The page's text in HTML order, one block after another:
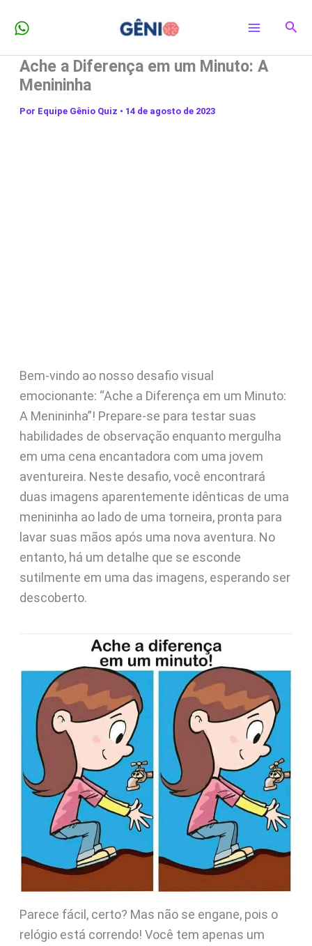
para
conteúdo
Ache a Diferença em um Minuto: A
Menininha
Por Equipe Gênio Quiz • 14 de agosto de 2023
Bem-vindo ao nosso desafio visual
emocionante: “Ache a Diferença em um Minuto:
A Menininha”! Prepare-se para testar suas
habilidades de observação enquanto mergulha
em uma cena encantadora com uma jovem
aventureira. Neste desafio, você encontrará
duas imagens aparentemente idênticas de uma
menininha ao lado de uma torneira, pronta para
lavar suas mãos após uma nova aventura. No
entanto, há um detalhe que se esconde
sutilmente em uma das imagens, esperando ser
descoberto.
Parece fácil, certo? Mas não se engane, pois o
relógio está correndo! Você tem apenas um